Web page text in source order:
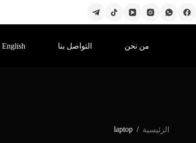
من نحن التواصل بنا English
الرئيسية /
laptop